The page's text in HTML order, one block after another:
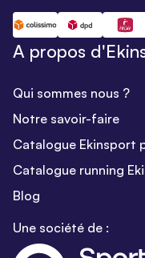
A propos
Qui sommes nous ?
Notre savoir-faire
Catalogue Ekinsport
Catalogue running
Blog
Une société de :